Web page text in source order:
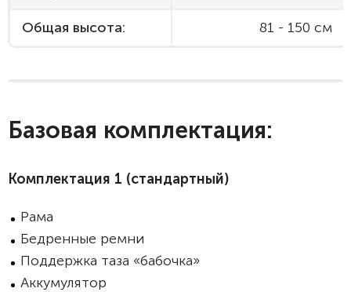
Общая высота: 81 - 150 см
Базовая комплектация:
Комплектация 1 (стандартный)
Рама
Бедренные ремни
Поддержка таза «бабочка»
Аккумулятор